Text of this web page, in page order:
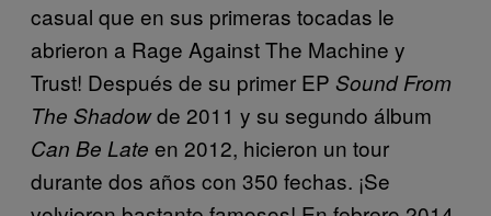
casual que en sus primeras tocadas le
abrieron a Rage Against The Machine y
Trust! Después de su primer EP Sound From
The Shadowde 2011 y su segundo álbum
Can Be Late en 2012, hicieron un tour
durante dos años con 350 fechas. ¡Se